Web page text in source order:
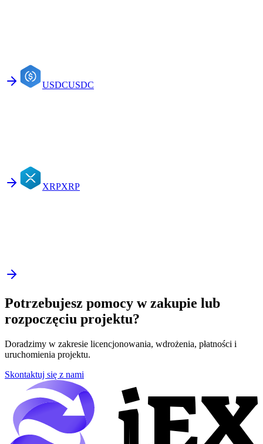
USDCUSDC
XRPXRP
Potrzebujesz pomocy w zakupie lub
rozpoczęciu projektu?
Doradzimy w zakresie licencjonowania, wdrożenia, płatności i
uruchomienia projektu.
Skontaktuj się z nami